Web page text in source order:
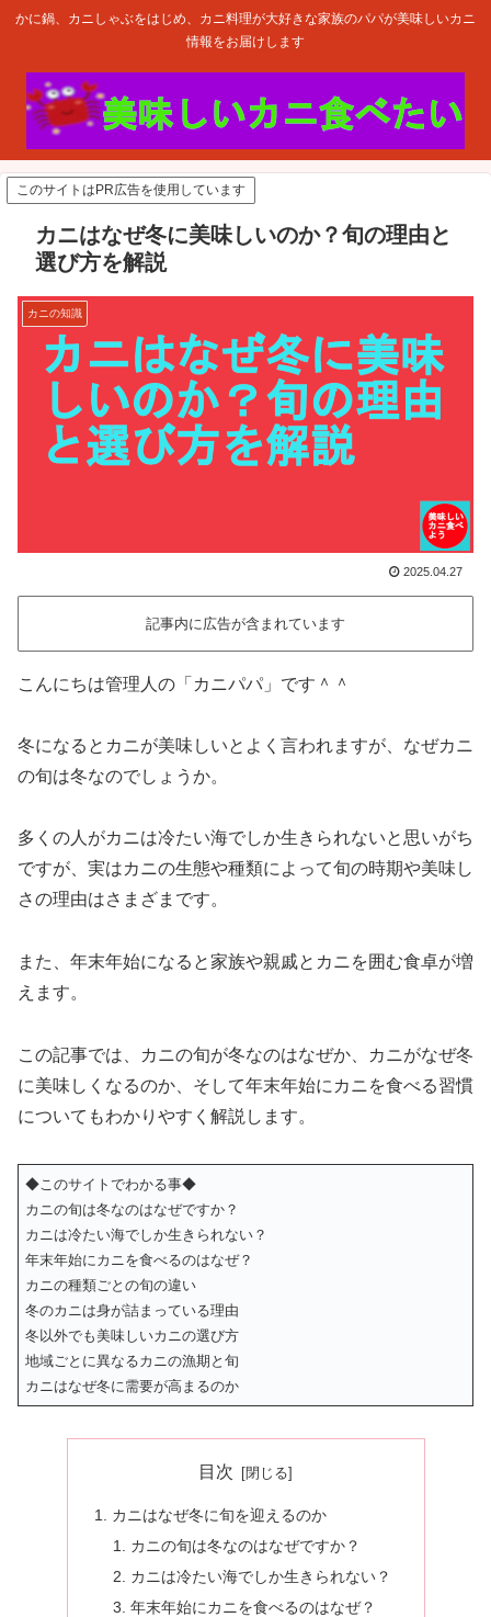
かに鍋、カニしゃぶをはじめ、カニ料理が大好きな家族のパパが美味しいカニ
情報をお届けします
このサイトはPR広告を使用しています
カニはなぜ冬に美味しいのか？旬の理由と
選び方を解説
カニの知識
2025.04.27
記事内に広告が含まれています
こんにちは管理人の「カニパパ」です＾＾
冬になるとカニが美味しいとよく言われますが、なぜカニ
の旬は冬なのでしょうか。
多くの人がカニは冷たい海でしか生きられないと思いがち
ですが、実はカニの生態や種類によって旬の時期や美味し
さの理由はさまざまです。
また、年末年始になると家族や親戚とカニを囲む食卓が増
えます。
この記事では、カニの旬が冬なのはなぜか、カニがなぜ冬
に美味しくなるのか、そして年末年始にカニを食べる習慣
についてもわかりやすく解説します。
◆このサイトでわかる事◆
カニの旬は冬なのはなぜですか？
カニは冷たい海でしか生きられない？
年末年始にカニを食べるのはなぜ？
カニの種類ごとの旬の違い
冬のカニは身が詰まっている理由
冬以外でも美味しいカニの選び方
地域ごとに異なるカニの漁期と旬
カニはなぜ冬に需要が高まるのか
目次
カニはなぜ冬に旬を迎えるのか
カニの旬は冬なのはなぜですか？
カニは冷たい海でしか生きられない？
年末年始にカニを食べるのはなぜ？